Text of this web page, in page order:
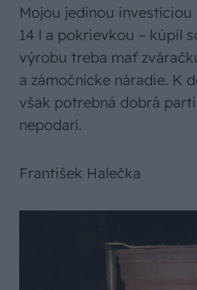
Mojou jedinou
14 l a pokrievkou – kúpil
výrobu treba mať
a zámočnícke náradie. K
však potrebná dobrá
nepodarí.
František Halečka